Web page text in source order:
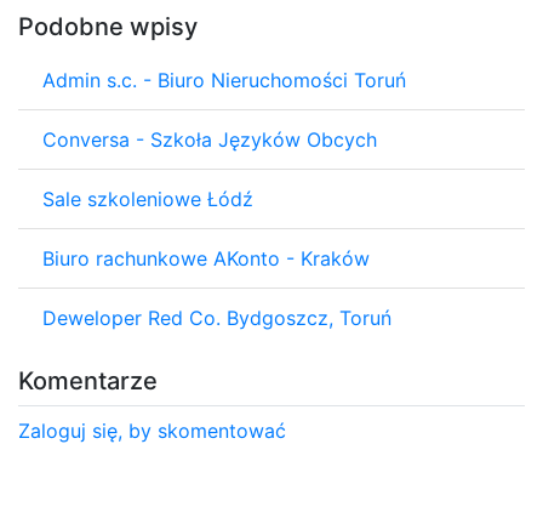
Podobne wpisy
Admin s.c. - Biuro Nieruchomości Toruń
Conversa - Szkoła Języków Obcych
Sale szkoleniowe Łódź
Biuro rachunkowe AKonto - Kraków
Deweloper Red Co. Bydgoszcz, Toruń
Komentarze
Zaloguj się, by skomentować